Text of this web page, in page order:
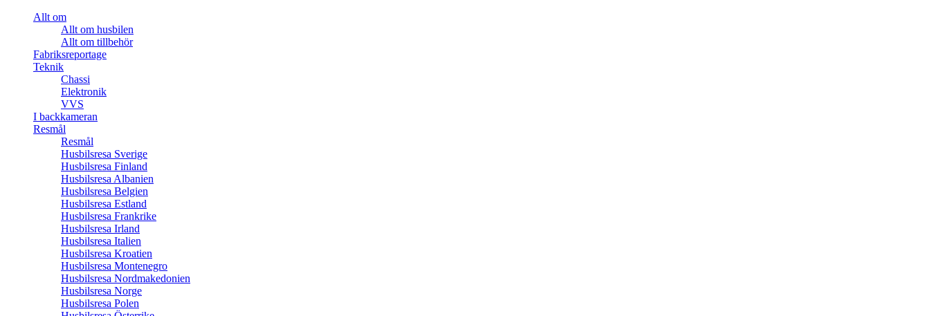
Allt om
Allt om husbilen
Allt om tillbehör
Fabriksreportage
Teknik
Chassi
Elektronik
VVS
I backkameran
Resmål
Resmål
Husbilsresa Sverige
Husbilsresa Finland
Husbilsresa Albanien
Husbilsresa Belgien
Husbilsresa Estland
Husbilsresa Frankrike
Husbilsresa Irland
Husbilsresa Italien
Husbilsresa Kroatien
Husbilsresa Montenegro
Husbilsresa Nordmakedonien
Husbilsresa Norge
Husbilsresa Polen